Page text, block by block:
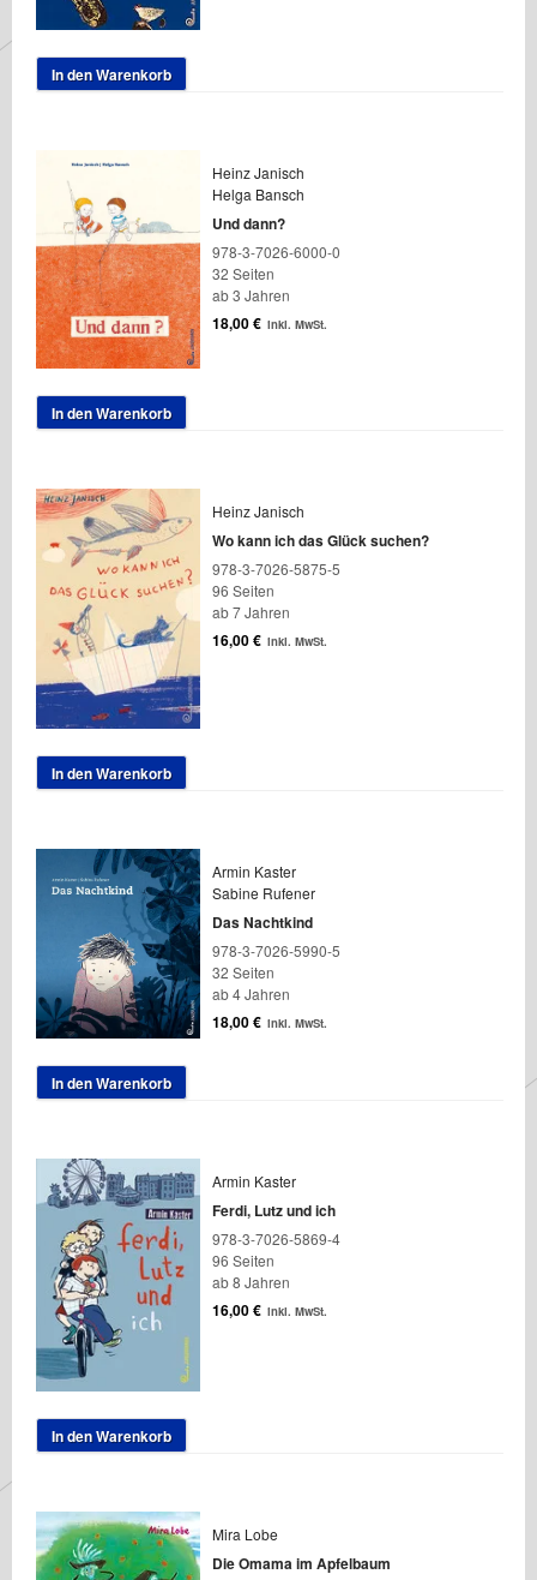
In den Warenkorb
Heinz Janisch
Helga Bansch
Und dann?
978-3-7026-6000-0
32 Seiten
ab 3 Jahren
18,00€ inkl. MwSt.
In den Warenkorb
Heinz Janisch
Wo kann ich das Glück suchen?
978-3-7026-5875-5
96 Seiten
ab 7 Jahren
16,00€ inkl. MwSt.
In den Warenkorb
Armin Kaster
Sabine Rufener
Das Nachtkind
978-3-7026-5990-5
32 Seiten
ab 4 Jahren
18,00€ inkl. MwSt.
In den Warenkorb
Armin Kaster
Ferdi, Lutz und ich
978-3-7026-5869-4
96 Seiten
ab 8 Jahren
16,00€ inkl. MwSt.
In den Warenkorb
Mira Lobe
Die Omama im Apfelbaum